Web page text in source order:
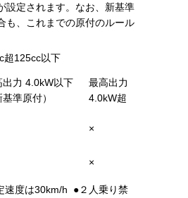
設定されます。なお、新基準
も、これまでの原付のルール
超125cc以下
出力 4.0kW以下
基準原付）
最高出力
4.0kW超
×
×
速度は30km/h ●２人乗り禁